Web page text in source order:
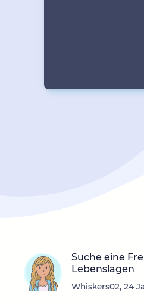
Suche eine
Lebenslagen
Whiskers02, 24